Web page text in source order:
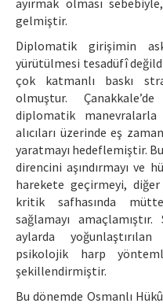
ayırmak olması
gelmiştir.
Diplomatik girişimin
yürütülmesi tesadüfî
çok katmanlı baskı
olmuştur.
diplomatik manevralarla
alıcıları üzerinde eş
yaratmayı hedeflemiştir.
direncini aşındırmayı ve
harekete geçirmeyi, diğer
kritik safhasında
sağlamayı
aylarda
psikolojik harp
şekillendirmiştir.
Bu dönemde Osmanlı